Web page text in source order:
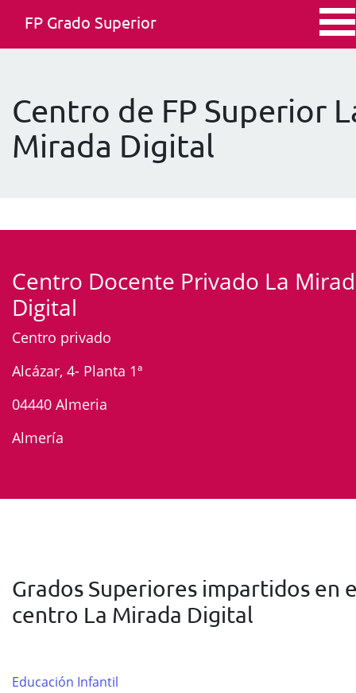
FP Grado Superior
Centro de FP Superior
Mirada Digital
Centro Docente Privado La
Digital
Centro privado
Alcázar, 4- Planta 1ª
04440 Almeria
Almería
Grados Superiores impartidos en
centro La Mirada Digital
Educación Infantil